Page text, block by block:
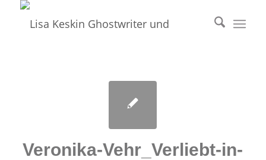
Veronika-Vehr_Verliebt-in-